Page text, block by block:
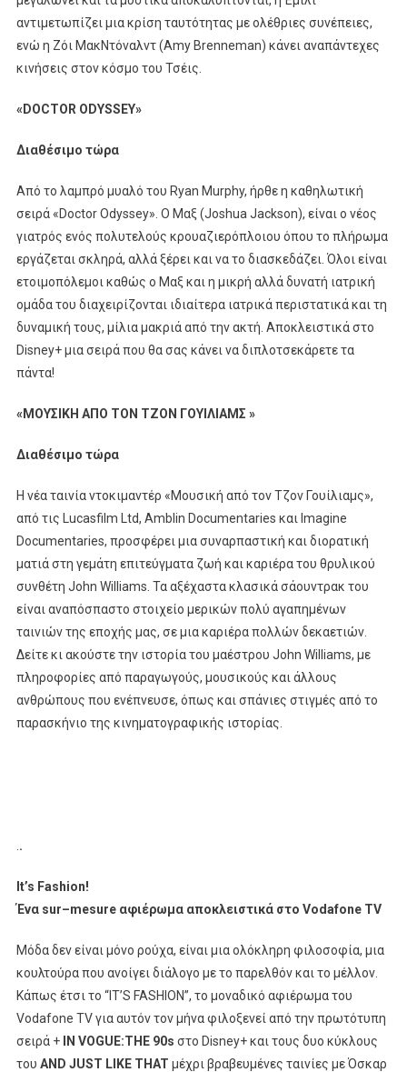
αντιμετωπίζει μια κρίση ταυτότητας με ολέθριες συνέπειες,
ενώ η Ζόι ΜακΝτόναλντ (Amy Brenneman) κάνει αναπάντεχες
κινήσεις στον κόσμο του Τσέις.
«DOCTOR ODYSSEY»
Διαθέσιμο τώρα
Από το λαμπρό μυαλό του Ryan Murphy, ήρθε η καθηλωτική
σειρά «Doctor Odyssey». Ο Μαξ (Joshua Jackson), είναι ο νέος
γιατρός ενός πολυτελούς κρουαζιερόπλοιου όπου το πλήρωμα
εργάζεται σκληρά, αλλά ξέρει και να το διασκεδάζει. Όλοι είναι
ετοιμοπόλεμοι καθώς ο Μαξ και η μικρή αλλά δυνατή ιατρική
ομάδα του διαχειρίζονται ιδιαίτερα ιατρικά περιστατικά και τη
δυναμική τους, μίλια μακριά από την ακτή. Αποκλειστικά στο
Disney+ μια σειρά που θα σας κάνει να διπλοτσεκάρετε τα
πάντα!​​
«ΜΟΥΣΙΚΗ ΑΠΟ ΤΟΝ ΤΖΟΝ ΓΟΥΙΛΙΑΜΣ »
Διαθέσιμο τώρα
Η νέα ταινία ντοκιμαντέρ «Μουσική από τον Τζον Γουίλιαμς»,
από τις Lucasfilm Ltd, Amblin Documentaries και Imagine
Documentaries, προσφέρει μια συναρπαστική και διορατική
ματιά στη γεμάτη επιτεύγματα ζωή και καριέρα του θρυλικού
συνθέτη John Williams. Τα αξέχαστα κλασικά σάουντρακ του
είναι αναπόσπαστο στοιχείο μερικών πολύ αγαπημένων
ταινιών της εποχής μας, σε μια καριέρα πολλών δεκαετιών.
Δείτε κι ακούστε την ιστορία του μαέστρου John Williams, με
πληροφορίες από παραγωγούς, μουσικούς και άλλους
ανθρώπους που ενέπνευσε, όπως και σπάνιες στιγμές από το
παρασκήνιο της κινηματογραφικής ιστορίας. ​
.​
It’s Fashion!​
Ένα sur–mesureαφιέρωμα αποκλειστικά στο Vodafone TV
Μόδα δεν είναι μόνο ρούχα, είναι μια ολόκληρη φιλοσοφία, μια
κουλτούρα που ανοίγει διάλογο με το παρελθόν και το μέλλον.
Κάπως έτσι το “IT’S FASHION”, το μοναδικό αφιέρωμα του
Vodafone TV για αυτόν τον μήνα φιλοξενεί από την πρωτότυπη
σειρά +
IN VOGUE:THE 90s στο Disney+ και τους δυο κύκλους
του AND JUST LIKE THAT μέχρι βραβευμένες ταινίες με Όσκαρ